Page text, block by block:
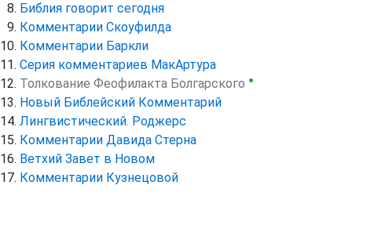
Библия говорит сегодня
Комментарии Скоуфилда
Комментарии Баркли
Серия комментариев МакАртура
Толкование Феофилакта Болгарского ●
Новый Библейский Комментарий
Лингвистический. Роджерс
Комментарии Давида Стерна
Ветхий Завет в Новом
Комментарии Кузнецовой